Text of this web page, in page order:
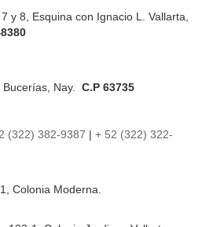
y 8, Esquina con Ignacio L. Vallarta,
Nay. C.P 63735
(322) 382-9387 | + 52 (322) 322-
Colonia Moderna.